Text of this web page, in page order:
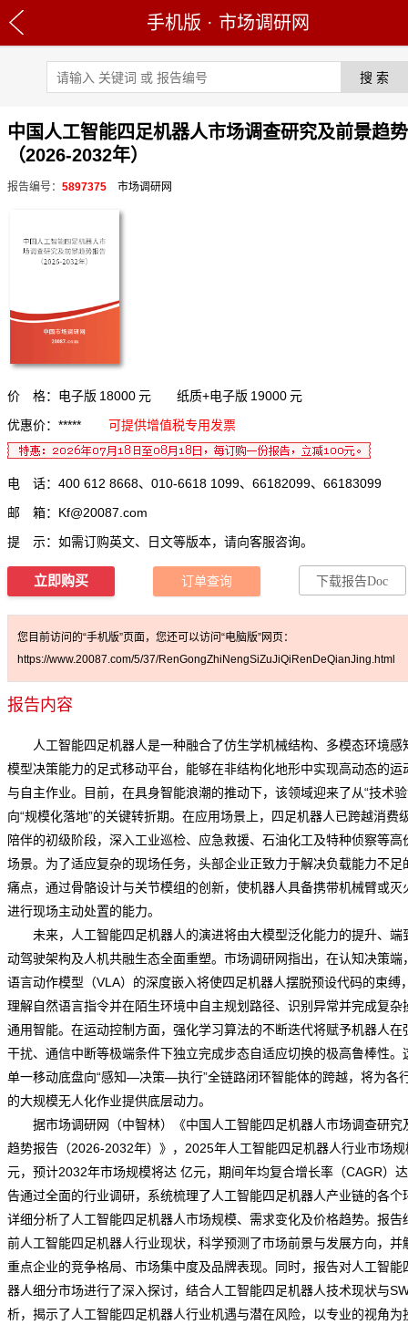
手机版 · 市场调研网
中国人工智能四足机器人市场调查研究及前景趋
（2026-2032年）
报告编号： 5897375 市场调研网
价 格：电子版 18000 元 纸质+电子版 19000 元
优惠价：*****
可提供增值税专用发票
电 话：400 612 8668、010-6618 1099、66182099、66183099
邮 箱： Kf@20087.com
提 示：如需订购英文、日文等版本，请向客服咨询。
立即购买 订单查询 下载报告Doc
您目前访问的“手机版”页面，您还可以访问“电脑版”网页：
https://www.20087.com/5/37/RenGongZhiNengSiZuJiQiRenDeQianJing.html
报告内容
人工智能四足机器人是一种融合了仿生学机械结构、多模态环境感
模型决策能力的足式移动平台，能够在非结构化地形中实现高动态的运
与自主作业。目前，在具身智能浪潮的推动下，该领域迎来了从“技术验
向“规模化落地”的关键转折期。在应用场景上，四足机器人已跨越消费
陪伴的初级阶段，深入工业巡检、应急救援、石油化工及特种侦察等高
场景。为了适应复杂的现场任务，头部企业正致力于解决负载能力不足
痛点，通过骨骼设计与关节模组的创新，使机器人具备携带机械臂或灭
进行现场主动处置的能力。
未来，人工智能四足机器人的演进将由大模型泛化能力的提升、端
动驾驶架构及人机共融生态全面重塑。 市场调研网指出，在认知决策端
语言动作模型（VLA）的深度嵌入将使四足机器人摆脱预设代码的束缚
理解自然语言指令并在陌生环境中自主规划路径、识别异常并完成复杂
通用智能。在运动控制方面，强化学习算法的不断迭代将赋予机器人在
干扰、通信中断等极端条件下独立完成步态自适应切换的极高鲁棒性。
单一移动底盘向“感知—决策—执行”全链路闭环智能体的跨越，将为各
的大规模无人化作业提供底层动力。
据市场调研网（中智林）《中国人工智能四足机器人市场调查研究
趋势报告（2026-2032年） 》，2025年人工智能四足机器人行业市场规
元，预计2032年市场规模将达 亿元，期间年均复合增长率（CAGR）
告通过全面的行业调研，系统梳理了人工智能四足机器人产业链的各个
详细分析了人工智能四足机器人市场规模、需求变化及价格趋势。报告
前人工智能四足机器人行业现状，科学预测了市场前景与发展方向，并
重点企业的竞争格局、市场集中度及品牌表现。同时，报告对人工智能
器人细分市场进行了深入探讨，结合人工智能四足机器人技术现状与
析，揭示了人工智能四足机器人行业机遇与潜在风险，以专业的视角为